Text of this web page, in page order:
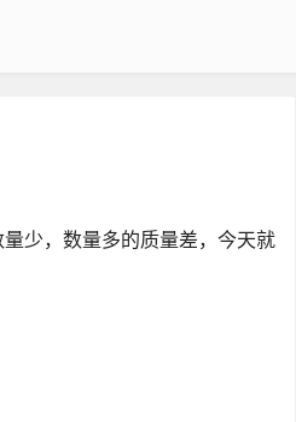
少，数量多的质量差，今天就